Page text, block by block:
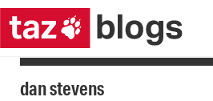
dan stevens